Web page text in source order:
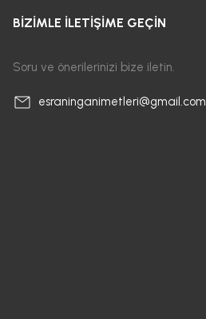
BİZİMLE İLETİŞİME GEÇİN
Soru ve önerilerinizi bize iletin.
esraninganimetleri@gmail.com